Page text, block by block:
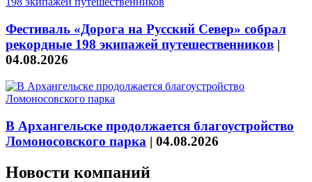
Фестиваль «Дорога на Русский Север» собрал
рекордные 198 экипажей путешественников |
04.08.2026
В Архангельске продолжается благоустройство
Ломоносовского парка | 04.08.2026
Новости компаний